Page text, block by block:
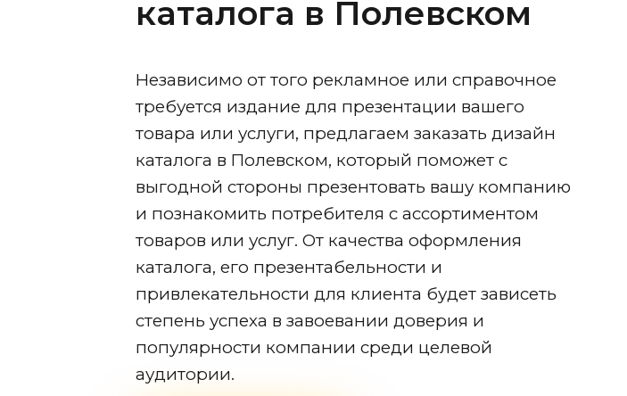
каталога в Полевском
Независимо от того рекламное или справочное
требуется издание для презентации вашего
товара или услуги, предлагаем заказать дизайн
каталога в Полевском, который поможет с
выгодной стороны презентовать вашу компанию
и познакомить потребителя с ассортиментом
товаров или услуг. От качества оформления
каталога, его презентабельности и
привлекательности для клиента будет зависеть
степень успеха в завоевании доверия и
популярности компании среди целевой
аудитории.